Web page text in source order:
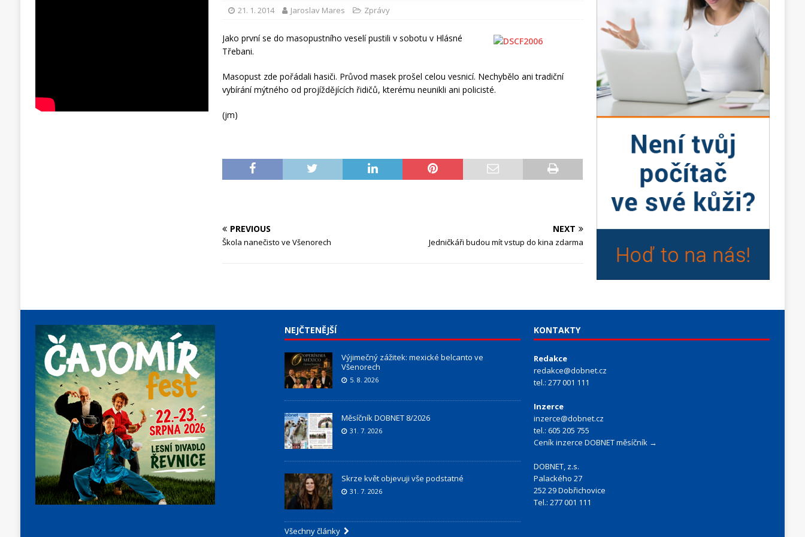
21. 1. 2014 Jaroslav Mares Zprávy
Jako první se do masopustního veselí pustili v sobotu v Hlásné
Třebani.
Masopust zde pořádali hasiči. Průvod masek prošel celou vesnicí. Nechybělo ani tradiční
vybírání mýtného od projíždějících řidičů, kterému neunikli ani policisté.
(jm)
PREVIOUS
Škola nanečisto ve Všenorech
NEXT
Jedničkáři budou mít vstup do kina zdarma
NEJČTENĚJŠÍ
Výjimečný zážitek: mexické belcanto ve
Všenorech
5. 8. 2026
Měsíčník DOBNET 8/2026
31. 7. 2026
Skrze květ objevuji vše podstatné
31. 7. 2026
Všechny články
KONTAKTY
Redakce
redakce@dobnet.cz
tel.: 277 001 111
Inzerce
inzerce@dobnet.cz
tel.: 605 205 755
Ceník inzerce DOBNET měsíčník →
DOBNET, z.s.
Palackého 27
252 29 Dobřichovice
Tel.: 277 001 111